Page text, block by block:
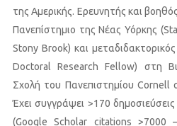
της Αμερικής. Ερευνητής και
Πανεπίστημιο της Νέας Υόρκης
Stony Brook) και
Doctoral Research Fellow) στη
Σχολή του Πανεπιστημίου
Έχει συγγράψει >170
(Google Scholar citations >7000